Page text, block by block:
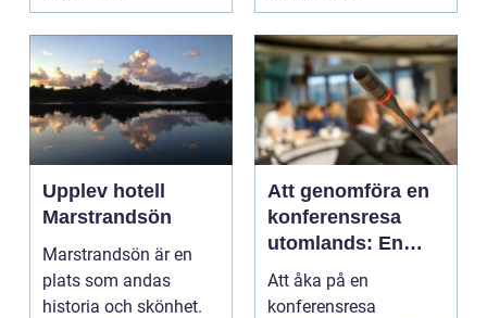
Upplev hotell
Marstrandsön
Marstrandsön är en
plats som andas
historia och skönhet.
Att genomföra en
konferensresa
utomlands: En
möjlighet för
tillväxt och
Att åka på en
konferensresa